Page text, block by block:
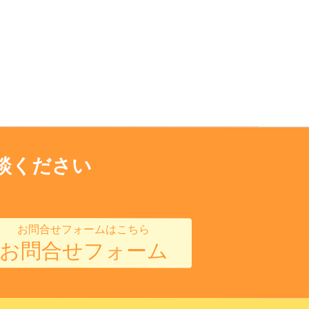
ください
お問合せフォームはこちら
お問合せフォーム